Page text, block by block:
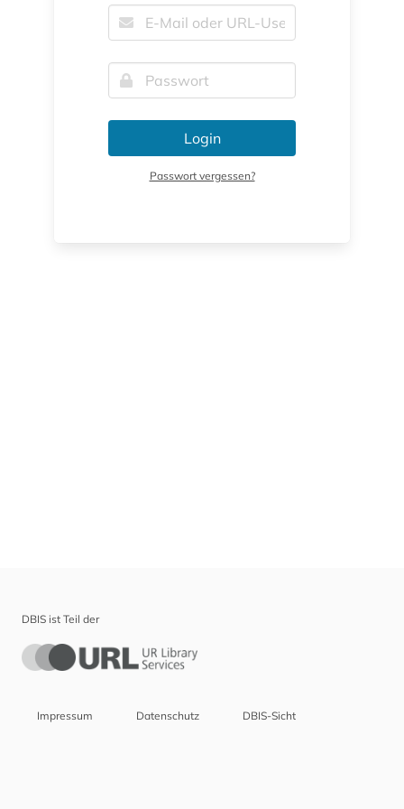
Login
Passwort vergessen?
DBIS ist Teil der
Impressum Datenschutz DBIS-Sicht